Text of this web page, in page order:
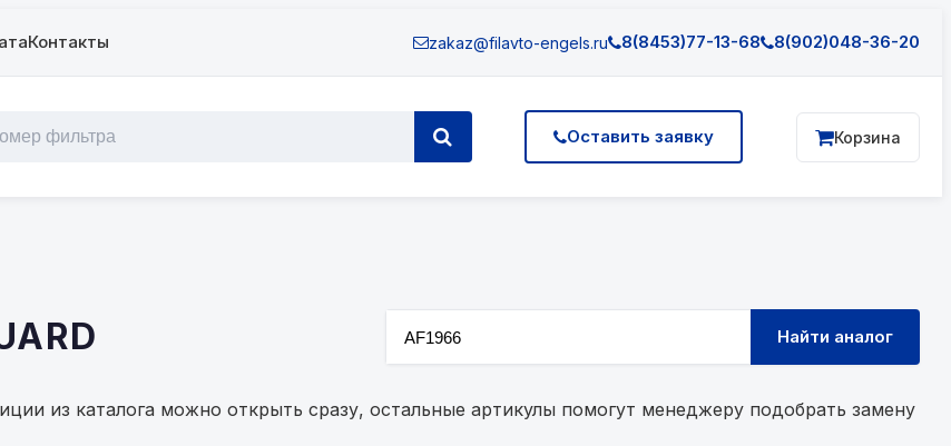
Контакты zakaz@filavto-engels.ru 8(8453)77-13-68 8(902)048-36-20
Оставить заявку Корзина
Найти аналог
из каталога можно открыть сразу, остальные артикулы помогут менеджеру подобрать замену